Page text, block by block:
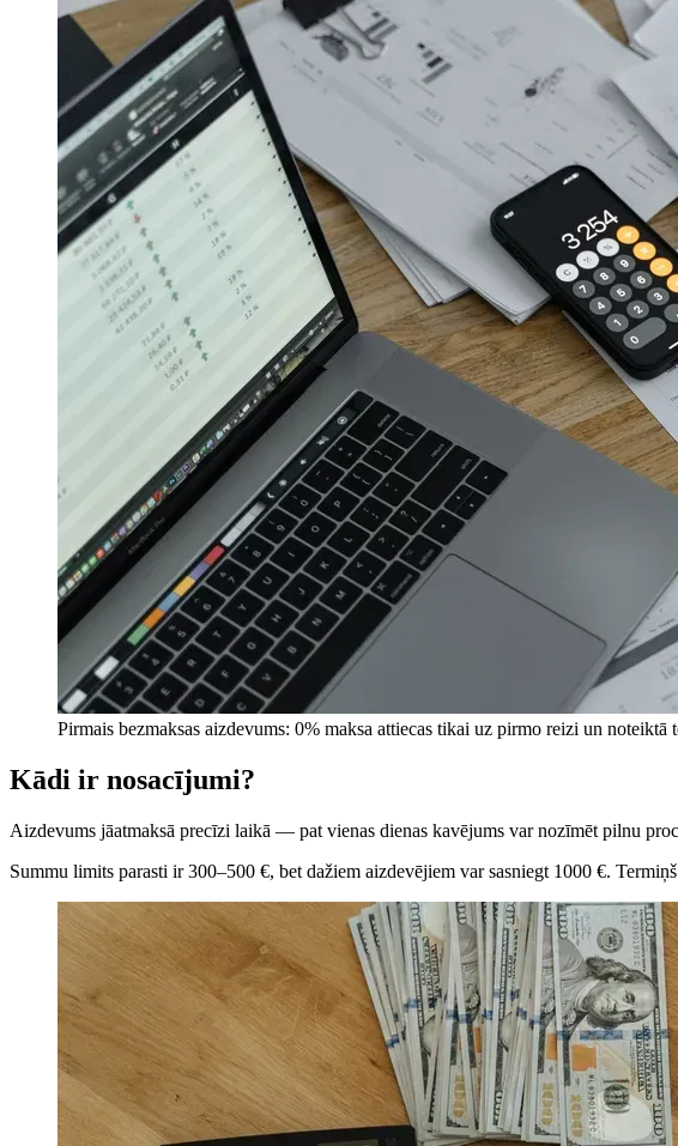
Pirmais bezmaksas aizdevums: 0% maksa attiecas tikai uz pirmo reizi un noteiktā
Kādi ir nosacījumi?
Aizdevums jāatmaksā precīzi laikā — pat vienas dienas kavējums var nozīmēt pilnu
Summu limits parasti ir 300–500 €, bet dažiem aizdevējiem var sasniegt 1000 €.